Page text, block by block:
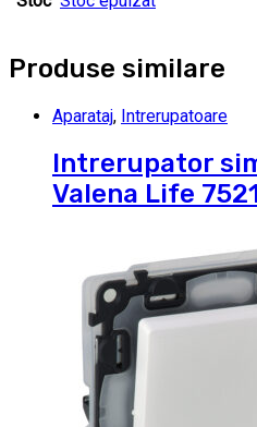
Produse similare
Aparataj, Intrerupatoare
Intrerupator
Valena Life